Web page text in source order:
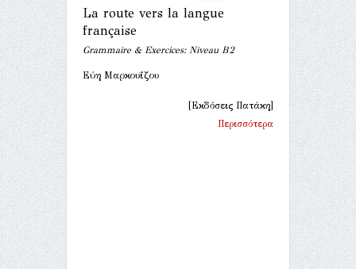
La route vers la langue
française
Grammaire & Exercices: Niveau B2
Εύη Μαρκουΐζου
[Εκδόσεις Πατάκη]
Περισσότερα